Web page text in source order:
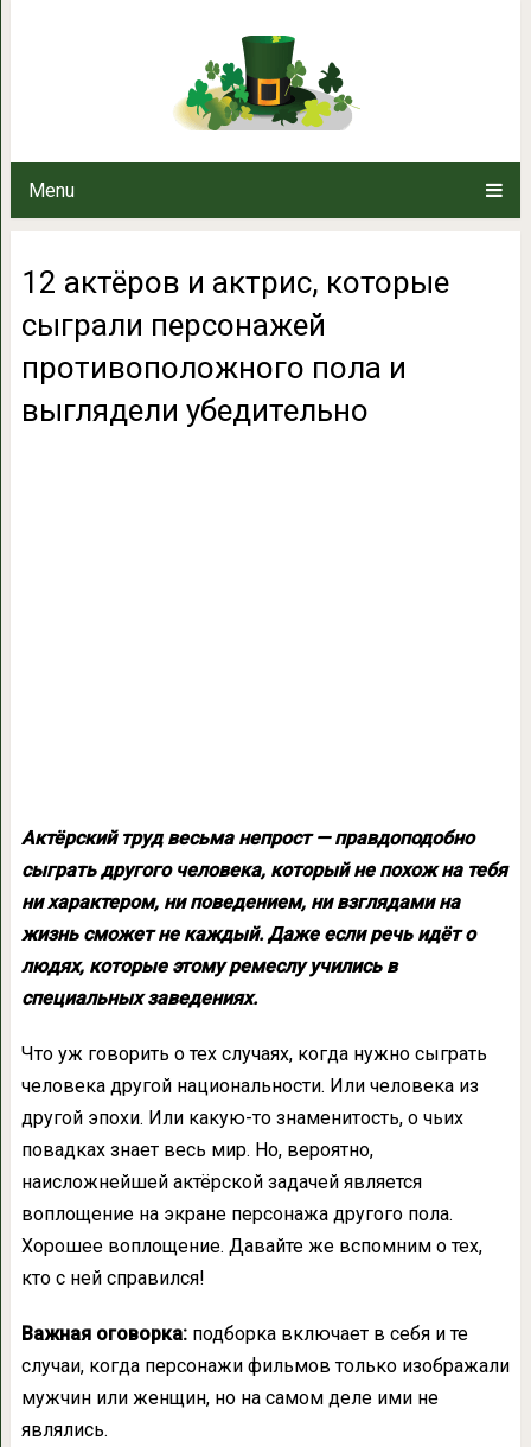
Menu
12 актёров и актрис,
противоположного пола и
12 актёров и актрис, которые
сыграли персонажей
противоположного пола и
выглядели убедительно
Актёрский труд весьма непрост — правдоподобно
сыграть другого человека, который не похож на тебя
ни характером, ни поведением, ни взглядами на
жизнь сможет не каждый. Даже если речь идёт о
людях, которые этому ремеслу учились в
специальных заведениях.
Что уж говорить о тех случаях, когда нужно сыграть
человека другой национальности. Или человека из
другой эпохи. Или какую-то знаменитость, о чьих
повадках знает весь мир. Но, вероятно,
наисложнейшей актёрской задачей является
воплощение на экране персонажа другого пола.
Хорошее воплощение. Давайте же вспомним о тех,
кто с ней справился!
Важная оговорка: подборка включает в себя и те
случаи, когда персонажи фильмов только изображали
мужчин или женщин, но на самом деле ими не
являлись.